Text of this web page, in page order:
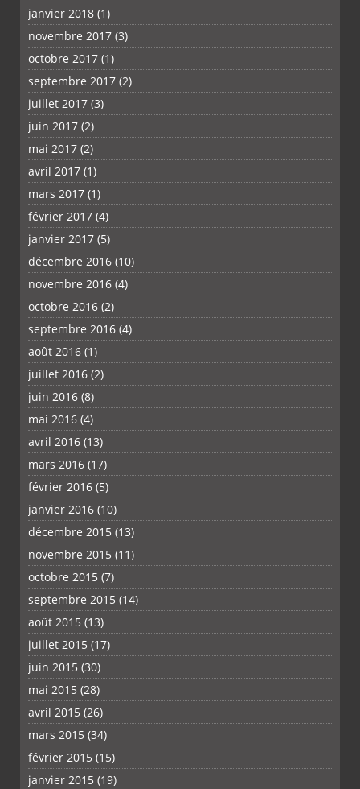
janvier 2018 (1)
novembre 2017 (3)
octobre 2017 (1)
septembre 2017 (2)
juillet 2017 (3)
juin 2017 (2)
mai 2017 (2)
avril 2017 (1)
mars 2017 (1)
février 2017 (4)
janvier 2017 (5)
décembre 2016 (10)
novembre 2016 (4)
octobre 2016 (2)
septembre 2016 (4)
août 2016 (1)
juillet 2016 (2)
juin 2016 (8)
mai 2016 (4)
avril 2016 (13)
mars 2016 (17)
février 2016 (5)
janvier 2016 (10)
décembre 2015 (13)
novembre 2015 (11)
octobre 2015 (7)
septembre 2015 (14)
août 2015 (13)
juillet 2015 (17)
juin 2015 (30)
mai 2015 (28)
avril 2015 (26)
mars 2015 (34)
février 2015 (15)
janvier 2015 (19)